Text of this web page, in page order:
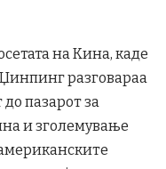
на Кина, каде
разговараа
пазарот за
и зголемување